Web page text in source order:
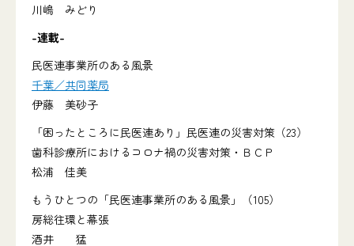
川嶋 みどり
-連載-
民医連事業所のある風景
千葉／共同薬局
伊藤 美砂子
「困ったところに民医連あり」民医連の災害対策（23）
歯科診療所におけるコロナ禍の災害対策・ＢＣＰ
松浦 佳美
もうひとつの「民医連事業所のある風景」（105）
房総往環と幕張
酒井 猛